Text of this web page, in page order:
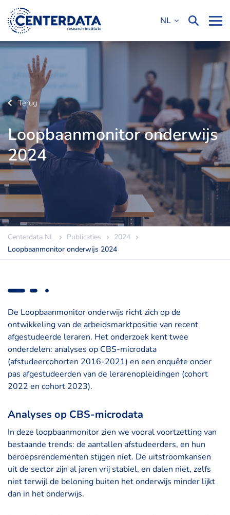
NL
Terug
Loopbaanmonitor onderwijs
2024
Centerdata NL Publicaties
2024
Loopbaanmonitor onderwijs 2024
De Loopbaanmonitor onderwijs richt zich op de
ontwikkeling van de arbeidsmarktpositie van recent
afgestudeerde leraren. Het onderzoek kent twee
onderdelen: analyses op CBS-microdata
(afstudeercohorten 2016-2021) en een enquête onder
pas afgestudeerden van de lerarenopleidingen (cohort
2022 en cohort 2023).
Analyses op CBS-microdata
In deze loopbaanmonitor zien we vooral voortzetting van
bestaande trends: de aantallen afstudeerders, en hun
beroepsrendementen stijgen niet. De uitstroomkansen
uit de sector zijn al jaren vrij stabiel, en dalen niet, zelfs
niet terwijl de beloning buiten het onderwijs minder lijkt
dan in het onderwijs.